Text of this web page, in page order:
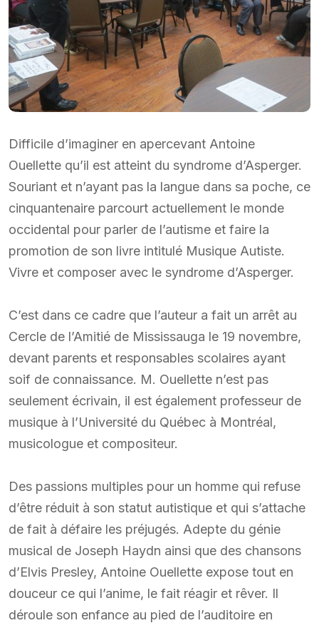
Difficile d’imaginer en apercevant Antoine
Ouellette qu’il est atteint du syndrome d’Asperger.
Souriant et n’ayant pas la langue dans sa poche, ce
cinquantenaire parcourt actuellement le monde
occidental pour parler de l’autisme et faire la
promotion de son livre intitulé Musique Autiste.
Vivre et composer avec le syndrome d’Asperger.
C’est dans ce cadre que l’auteur a fait un arrêt au
Cercle de l’Amitié de Mississauga le 19 novembre,
devant parents et responsables scolaires ayant
soif de connaissance. M. Ouellette n’est pas
seulement écrivain, il est également professeur de
musique à l’Université du Québec à Montréal,
musicologue et compositeur.
Des passions multiples pour un homme qui refuse
d’être réduit à son statut autistique et qui s’attache
de fait à défaire les préjugés. Adepte du génie
musical de Joseph Haydn ainsi que des chansons
d’Elvis Presley, Antoine Ouellette expose tout en
douceur ce qui l’anime, le fait réagir et rêver. Il
déroule son enfance au pied de l’auditoire en